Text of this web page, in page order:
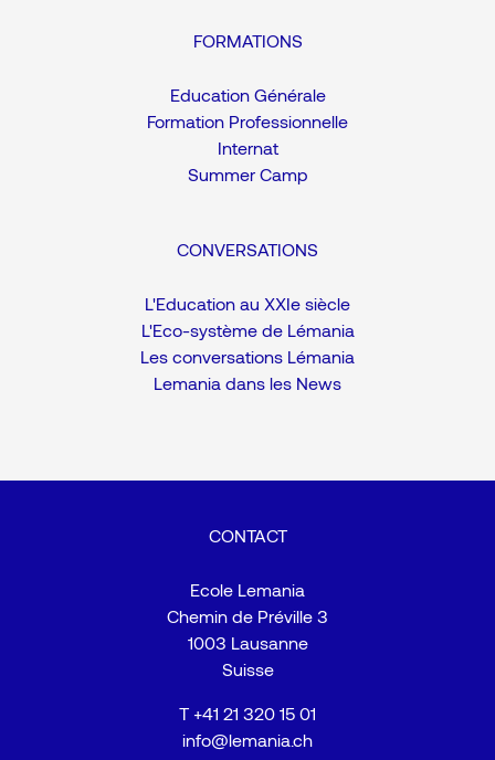
FORMATIONS
Education Générale
Formation Professionnelle
Internat
Summer Camp
CONVERSATIONS
L'Education au XXIe siècle
L'Eco-système de Lémania
Les conversations Lémania
Lemania dans les News
CONTACT
Ecole Lemania
Chemin de Préville 3
1003 Lausanne
Suisse
T +41 21 320 15 01
info@lemania.ch